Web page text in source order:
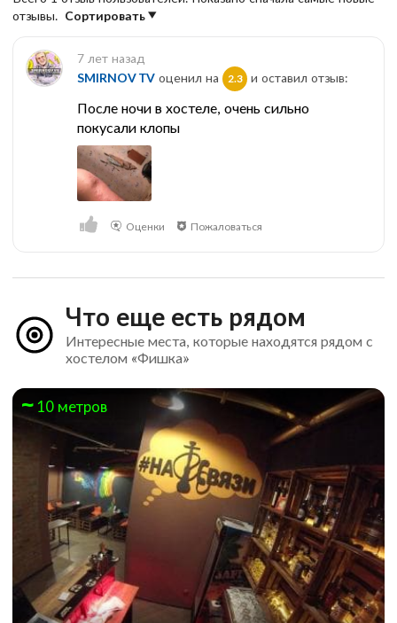
отзывы. Сортировать
7 лет назад
SMIRNOV TV оценил на 2.3 и оставил отзыв:
После ночи в хостеле, очень сильно
покусали клопы
Оценки Пожаловаться
Что еще есть рядом
Интересные места, которые находятся рядом с
хостелом «Фишка»
10 метров